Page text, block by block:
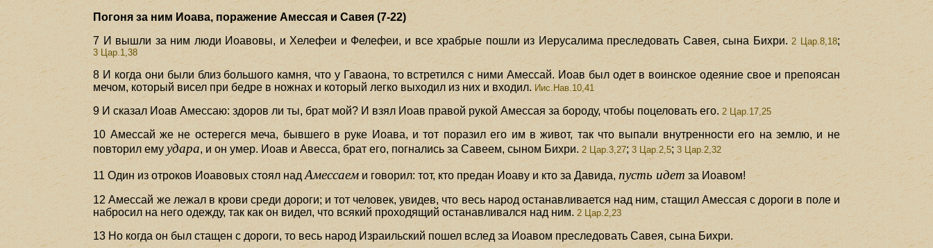
Погоня за ним Иоава, поражение Амессая и Савея (7-22)
7 И вышли за ним люди Иоавовы, и Хелефеи и Фелефеи, и все храбрые пошли из Иерусалима преследовать Савея, сына Бихри.2 Цар.8,18;
3 Цар.1,38
8 И когда они были близ большого камня, что у Гаваона, то встретился с ними Амессай. Иоав был одет в воинское одеяние свое и препоясан
мечом, который висел при бедре в ножнах и который легко выходил из них и входил. Иис.Нав.10,41
9 И сказал Иоав Амессаю: здоров ли ты, брат мой? И взял Иоав правой рукой Амессая за бороду, чтобы поцеловать его. 2 Цар.17,25
10 Амессай же не остерегся меча, бывшего в руке Иоава, и тот поразил его им в живот, так что выпали внутренности его на землю, и не
повторил емуудара, и он умер. Иоав и Авесса, брат его, погнались за Савеем, сыном Бихри. 2 Цар.3,27;3 Цар.2,5;3 Цар.2,32
11 Один из отроков Иоавовых стоял надАмессаем и говорил: тот, кто предан Иоаву и кто за Давида,пусть идет за Иоавом!
12 Амессай же лежал в крови среди дороги; и тот человек, увидев, что весь народ останавливается над ним, стащил Амессая с дороги в поле и
набросил на него одежду, так как он видел, что всякий проходящий останавливался над ним. 2 Цар.2,23
13 Но когда он был стащен с дороги, то весь народ Израильский пошел вслед за Иоавом преследовать Савея, сына Бихри.